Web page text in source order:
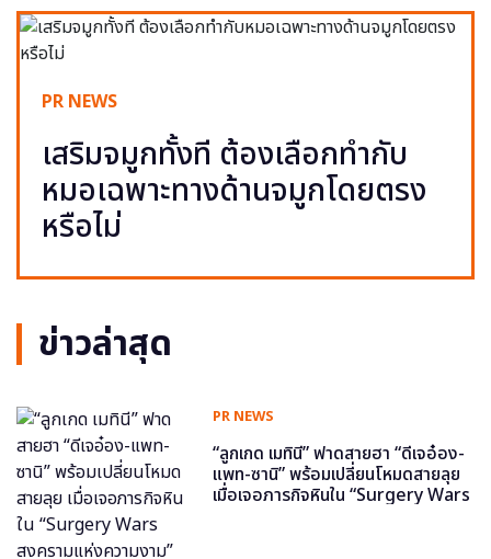
PR NEWS
เสริมจมูกทั้งที ต้องเลือกทำกับ
หมอเฉพาะทางด้านจมูกโดยตรง
หรือไม่
ข่าวล่าสุด
PR NEWS
“ลูกเกด เมทินี” ฟาดสายฮา “ดีเจอ๋อง-
แพท-ซานิ” พร้อมเปลี่ยนโหมดสายลุย
เมื่อเจอภารกิจหินใน “Surgery Wars